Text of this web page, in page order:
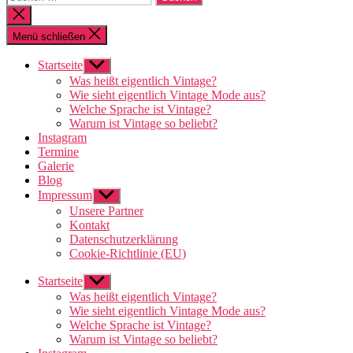
nach:
Suche
schließen
Menü schließen
Startseite Untermenü
anzeigen
Was heißt eigentlich Vintage?
Wie sieht eigentlich Vintage Mode aus?
Welche Sprache ist Vintage?
Warum ist Vintage so beliebt?
Instagram
Termine
Galerie
Blog
Impressum Untermenü
anzeigen
Unsere Partner
Kontakt
Datenschutzerklärung
Cookie-Richtlinie (EU)
Startseite Untermenü
anzeigen
Was heißt eigentlich Vintage?
Wie sieht eigentlich Vintage Mode aus?
Welche Sprache ist Vintage?
Warum ist Vintage so beliebt?